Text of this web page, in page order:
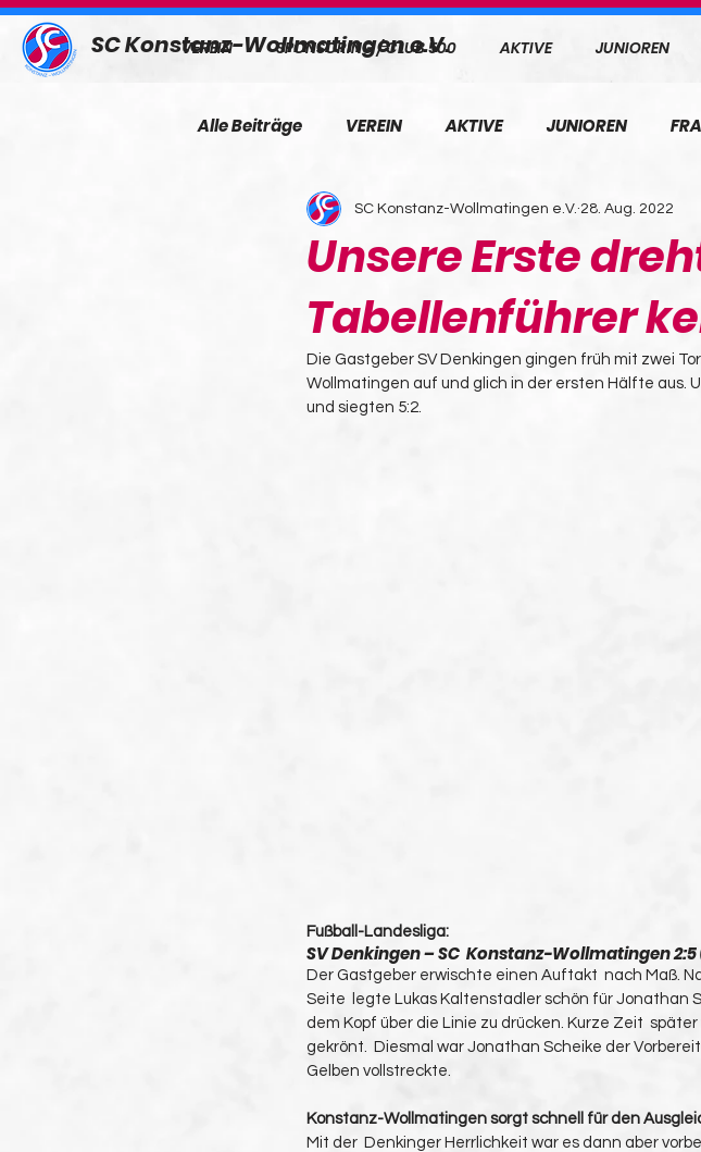
SC Konstanz-Wollmatingen e.V.
VEREIN SPONSORING / CLUB 500 AKTIVE JUNIOREN
Alle Beiträge VEREIN AKTIVE JUNIOREN
Unsere Erste
Tabellenführer
SC Konstanz-Wollmatingen e.V. 28. Aug. 2022
Die Gastgeber SV Denkingen gingen früh mit zwei
Wollmatingen auf und glich in der ersten Hälfte aus.
und siegten 5:2.
Fußball-Landesliga:
SV Denkingen – SC  Konstanz-Wollmatingen 2:5
Der Gastgeber erwischte einen Auftakt  nach Maß.
Seite  legte Lukas Kaltenstadler schön für Jonathan
dem Kopf über die Linie zu drücken. Kurze Zeit
gekrönt.  Diesmal war Jonathan Scheike der
Gelben vollstreckte.
Konstanz-Wollmatingen sorgt schnell für den
Mit der  Denkinger Herrlichkeit war es dann aber